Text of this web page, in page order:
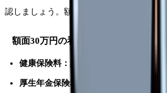
認しましょう。額面30万円の場合の控除例
額面30万円の看護師の控除内訳（概算
健康保険料： 約14,850円（協会けんぽ
厚生年金保険料：